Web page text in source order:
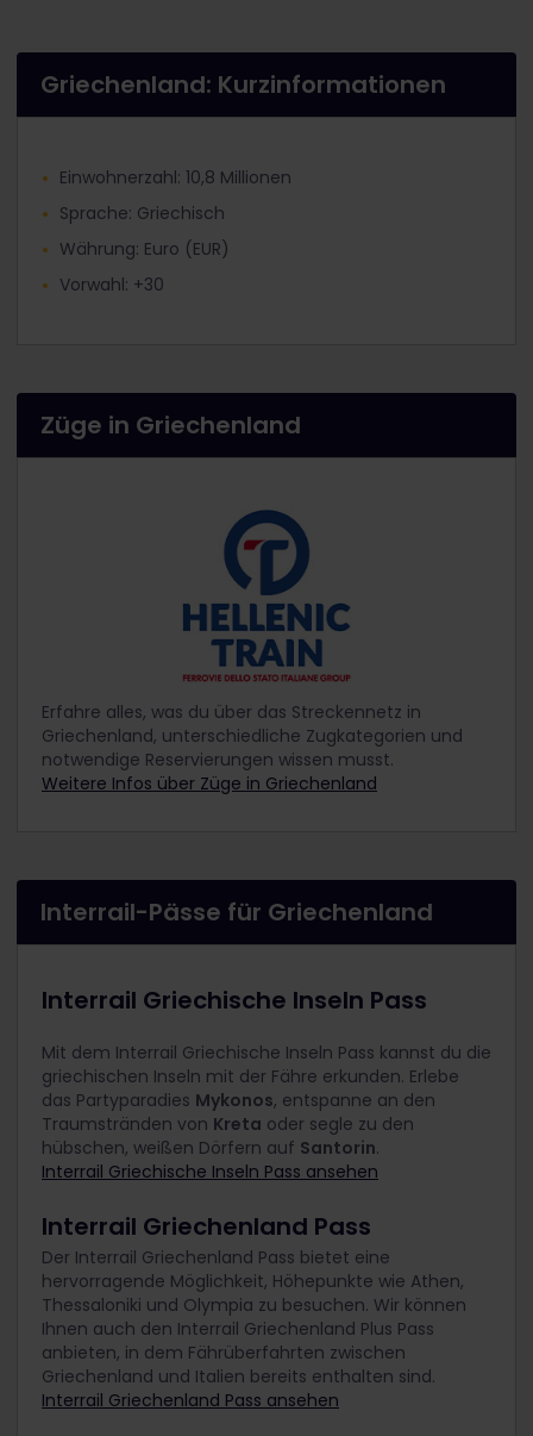
Griechenland: Kurzinformationen
Einwohnerzahl: 10,8 Millionen
Sprache: Griechisch
Währung: Euro (EUR)
Vorwahl: +30
Züge in Griechenland
Erfahre alles, was du über das Streckennetz in
Griechenland, unterschiedliche Zugkategorien und
notwendige Reservierungen wissen musst.
Weitere Infos über Züge in Griechenland
Interrail-Pässe für Griechenland
Interrail Griechische Inseln Pass
Mit dem Interrail Griechische Inseln Pass kannst du die
griechischen Inseln mit der Fähre erkunden. Erlebe
das Partyparadies Mykonos, entspanne an den
Traumstränden von Kreta oder segle zu den
hübschen, weißen Dörfern auf Santorin.
Interrail Griechische Inseln Pass ansehen
Interrail Griechenland Pass
Der Interrail Griechenland Pass bietet eine
hervorragende Möglichkeit, Höhepunkte wie Athen,
Thessaloniki und Olympia zu besuchen. Wir können
Ihnen auch den Interrail Griechenland Plus Pass
anbieten, in dem Fährüberfahrten zwischen
Griechenland und Italien bereits enthalten sind.
Interrail Griechenland Pass ansehen